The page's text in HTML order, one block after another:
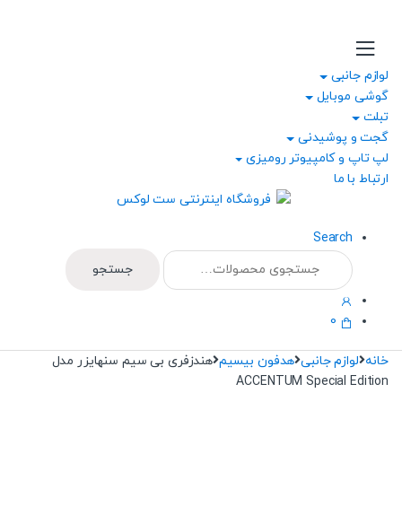
navigation
content
لوازم جانبی
گوشی موبایل
تبلت
گجت و پوشیدنی
لپ تاپ و کامپیوتر رومیزی
ارتباط با ما
Search
جستجو
برای:
جستجو
0
خانه لوازم جانبی هدفون بیسیم هندزفری بی سیم سنهایزر مدل
ACCENTUM Special Edition